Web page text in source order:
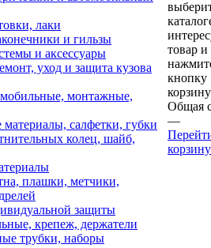
лаки
и гильзы
и аксессуары
уход и защита кузова
монтажные,
салфетки, губки
колец, шайб,
плашки, метчики,
защиты
крепеж, держатели
трубки, наборы
товар и
кнопку
Общая
—
корзину